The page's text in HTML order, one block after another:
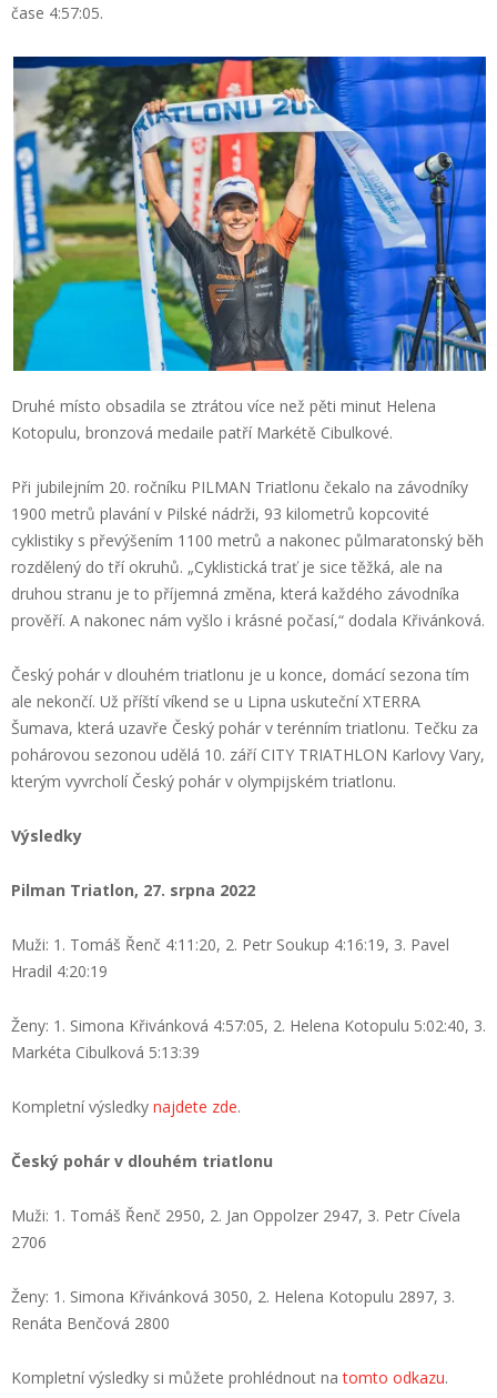
čase 4:57:05.
Druhé místo obsadila se ztrátou více než pěti minut Helena
Kotopulu, bronzová medaile patří Markétě Cibulkové.
Při jubilejním 20. ročníku PILMAN Triatlonu čekalo na závodníky
1900 metrů plavání v Pilské nádrži, 93 kilometrů kopcovité
cyklistiky s převýšením 1100 metrů a nakonec půlmaratonský běh
rozdělený do tří okruhů. „Cyklistická trať je sice těžká, ale na
druhou stranu je to příjemná změna, která každého závodníka
prověří. A nakonec nám vyšlo i krásné počasí,“ dodala Křivánková.
Český pohár v dlouhém triatlonu je u konce, domácí sezona tím
ale nekončí. Už příští víkend se u Lipna uskuteční XTERRA
Šumava, která uzavře Český pohár v terénním triatlonu. Tečku za
pohárovou sezonou udělá 10. září CITY TRIATHLON Karlovy Vary,
kterým vyvrcholí Český pohár v olympijském triatlonu.
Výsledky
Pilman Triatlon, 27. srpna 2022
Muži: 1. Tomáš Řenč 4:11:20, 2. Petr Soukup 4:16:19, 3. Pavel
Hradil 4:20:19
Ženy: 1. Simona Křivánková 4:57:05, 2. Helena Kotopulu 5:02:40, 3.
Markéta Cibulková 5:13:39
Kompletní výsledky najdete zde.
Český pohár v dlouhém triatlonu
Muži: 1. Tomáš Řenč 2950, 2. Jan Oppolzer 2947, 3. Petr Cívela
2706
Ženy: 1. Simona Křivánková 3050, 2. Helena Kotopulu 2897, 3.
Renáta Benčová 2800
Kompletní výsledky si můžete prohlédnout natomto odkazu.